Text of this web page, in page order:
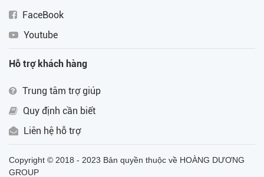
FaceBook
Youtube
Hỗ trợ khách hàng
Trung tâm trợ giúp
Quy định cần biết
Liên hệ hỗ trợ
Copyright © 2018 - 2023 Bản quyền thuộc về HOÀNG DƯƠNG
GROUP